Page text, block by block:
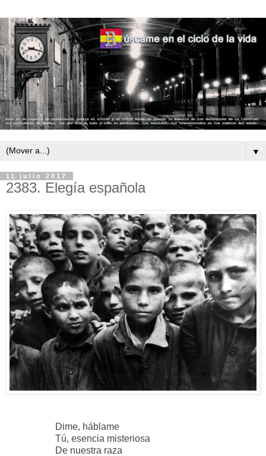
▼
11 julio 2017
2383. Elegía española
Dime, háblame
Tú, esencia misteriosa
De nuestra raza